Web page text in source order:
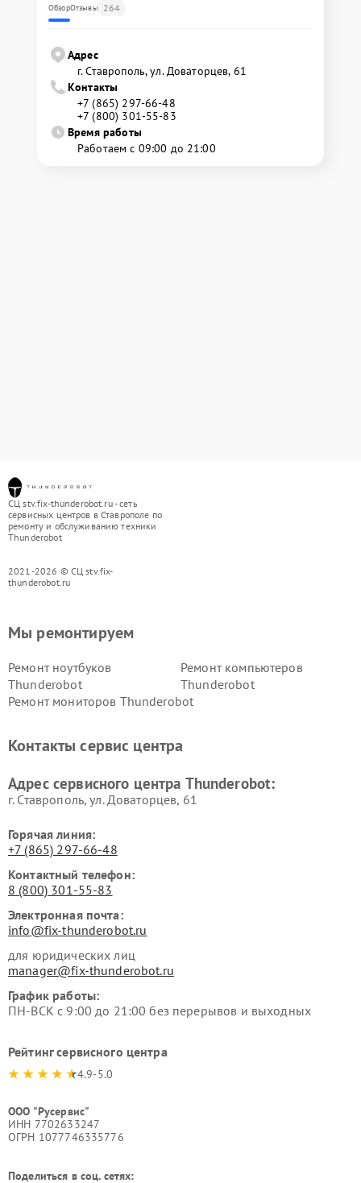
ОбзорОтзывы 264
Адрес
г. Ставрополь, ул. Доваторцев, 61
Контакты
+7 (865) 297-66-48
+7 (800) 301-55-83
Время работы
Работаем с 09:00 до 21:00
СЦ stv.fix-thunderobot.ru - сеть
сервисных центров в Ставрополе по
ремонту и обслуживанию техники
Thunderobot
2021-2026 © СЦ stv.fix-
thunderobot.ru
Мы ремонтируем
Ремонт ноутбуков
Thunderobot
Ремонт компьютеров
Thunderobot
Ремонт мониторов Thunderobot
Контакты сервис центра
Адрес сервисного центра Thunderobot:
г. Ставрополь, ул. Доваторцев, 61
Горячая линия:
+7 (865) 297-66-48
Контактный телефон:
8 (800) 301-55-83
Электронная почта:
info@fix-thunderobot.ru
для юридических лиц
manager@fix-thunderobot.ru
График работы:
ПН-ВСК с 9:00 до 21:00 без перерывов и выходных
Рейтинг сервисного центра
4.9-5.0
ООО "Русервис"
ИНН 7702633247
ОГРН 1077746335776
Поделиться в соц. сетях: